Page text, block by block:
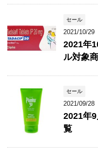
セール
2021/10/29
2021年
ル対象
セール
2021/09/28
2021年
覧